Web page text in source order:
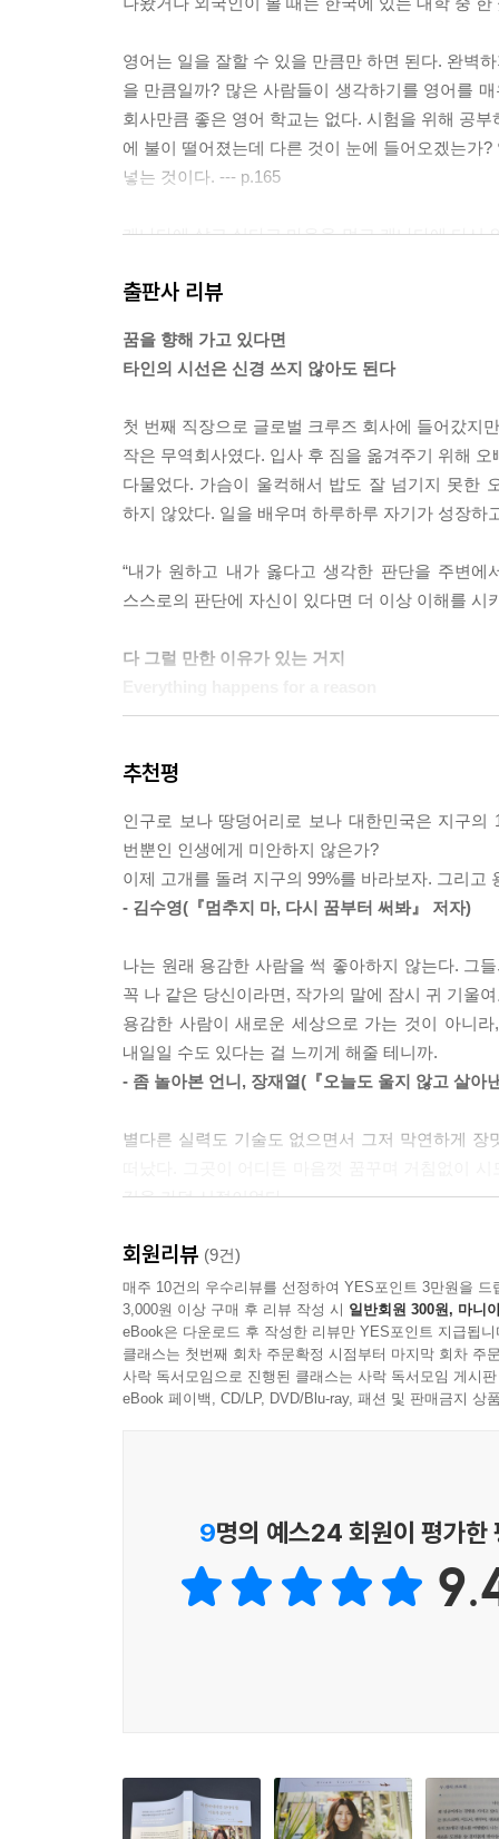
영어는 일을 잘할 수 있을 만큼만 하면 된다. 완벽
을 만큼일까? 많은 사람들이 생각하기를 영어를
회사만큼 좋은 영어 학교는 없다. 시험을 위해 공
에 불이 떨어졌는데 다른 것이 눈에 들어오겠는가
넣는 것이다. --- p.165
캐나다에 살고 싶다고 마음을 먹고 캐나다에 다시
하면 된 것 아닌가? 꿈과 열정과 긍정적인 마인드
비교란 현재의 자신과 미래의 자신을, 혹은 과거
전해 있는지 스스로 질문을 던져보면 답이 나올 것
느리게 가더라도 늘 앞으로 걸었고 실패를 하더라
--- p.268
출판사 리뷰
꿈을 향해 가고 있다면
타인의 시선은 신경 쓰지 않아도 된다
첫 번째 직장으로 글로벌 크루즈 회사에 들어갔지
작은 무역회사였다. 입사 후 짐을 옮겨주기 위해
다물었다. 가슴이 울컥해서 밥도 잘 넘기지 못한
하지 않았다. 일을 배우며 하루하루 자기가 성장
“내가 원하고 내가 옳다고 생각한 판단을 주변
스스로의 판단에 자신이 있다면 더 이상 이해를 시
다 그럴 만한 이유가 있는 거지
시간 공부할 때 나는 세 시간 공부하면 돼.’라고
했지만 살아남기 위해 끝까지 버텼고, 경제와
다가섰다.
그리고 레이첼은 초긍정의 여신. 언제 어디서든
발짝 더 가까이 다가가는 거니까 결코 절망하
“구직 시 눈높이를 낮춘다는 것은 내가 가지고
어려운 환경이 될 수 있다는 것이다. 그것들도 자
된다. 나와 같은 보석을 발견하고 채용한 대단한
국제대학원 졸업 후 6개월 동안의 호주 인턴십,
이후 캐나다 대기업과 주 정부 기관에서 일을 하
하지만 여기서 멈춘다면 글로벌 커리어 우먼이
있었다. 그 삶에서 신선한 생각의 전환을 이룬 레
더 넓은 세상을 꿈꾸는 이에게 보내는 따듯한 응원
레이첼이 캐나다에서의 삶을 일구고 해외 취업
“우리가 지금 올바른 방향을 향해 있다면 우리가
- 붓다
추천평
인구로 보나 땅덩어리로 보나 대한민국은 지구
번뿐인 인생에게 미안하지 않은가?
이제 고개를 돌려 지구의 99%를 바라보자. 그리
- 김수영(『멈추지 마, 다시 꿈부터 써봐』 저자)
나는 원래 용감한 사람을 썩 좋아하지 않는다. 그
꼭 나 같은 당신이라면, 작가의 말에 잠시 귀 기울
용감한 사람이 새로운 세상으로 가는 것이 아니
내일일 수도 있다는 걸 느끼게 해줄 테니까.
- 좀 놀아본 언니, 장재열(『오늘도 울지 않고 살아
별다른 실력도 기술도 없으면서 그저 막연하게
길을 가던 시절이었다.
길항하면서 길을 잃지 않고 꾸준히 세상 속으로
나의 지난날을 떠올리게 하는 그녀의 행보가 대한
- 김은미(CEO SUITE 대표, 『대한민국이 답하지
어린 시절 흙바닥에 동그라미를 그려 놓고 그 안
끌려 나와 술래가 되면 의외로 마음 편하고 재미
회원리뷰 (9건)
매주 10건의 우수리뷰를 선정하여 YES포인트 3만원을 드
3,000원 이상 구매 후 리뷰 작성 시 일반회원 300원, 마니
eBook은 다운로드 후 작성한 리뷰만 YES포인트 지급됩니
클래스는 첫번째 회차 주문확정 시점부터 마지막 회차 주
사락 독서모임으로 진행된 클래스는 사락 독서모임 게시
eBook 페이백, CD/LP, DVD/Blu-ray, 패션 및 판매금지 상
9명의 예스24 회원이 평가한